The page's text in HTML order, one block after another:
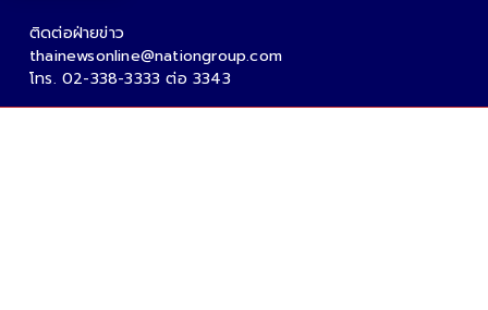
ติดต่อฝ่ายข่าว
thainewsonline@nationgroup.com
โทร. 02-338-3333 ต่อ 3343